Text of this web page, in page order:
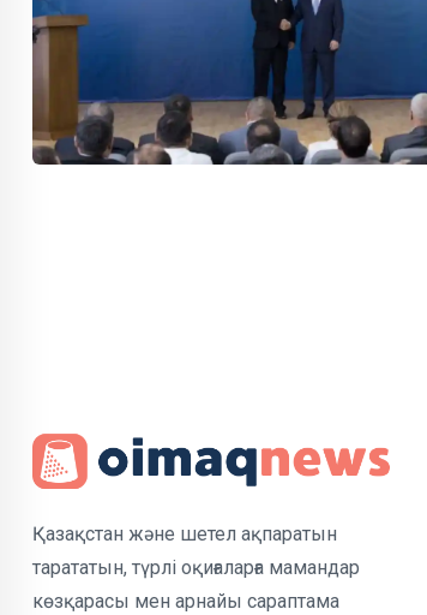
Қазақстан және шетел ақпаратын
тарататын, түрлі оқиғаларға мамандар
көзқарасы мен арнайы сараптама